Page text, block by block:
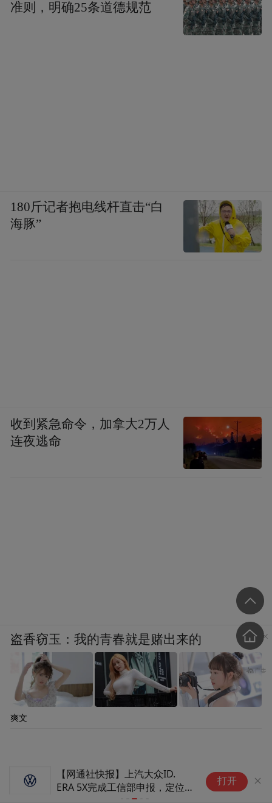
【网通社快报】上汽大众ID.
ERA 5X完成工信部申报，定位
国家药监局
打开
准则，明确25条道德规范
180斤记者抱电线杆直击“白
海豚”
收到紧急命令，加拿大2万人
连夜逃命
盗香窃玉：我的青春就是赌出来的
爽文